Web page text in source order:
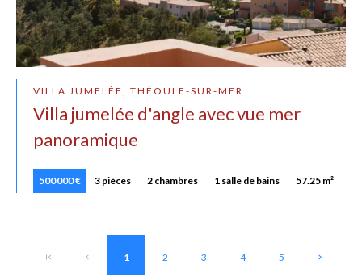
VILLA JUMELÉE, THÉOULE-SUR-MER
Villa jumelée d'angle avec vue mer
panoramique
500 000 € 3 pièces 2 chambres 1 salle de bains 57.25 m²
1 2 3 4 5